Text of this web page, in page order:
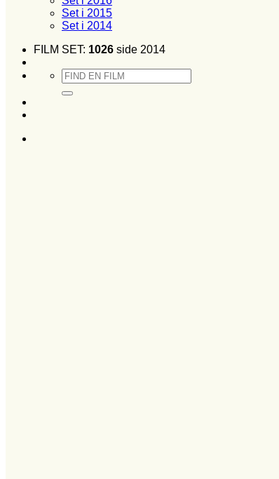
Set i 2015
Set i 2014
FILM SET: 1026 side 2014
Søg
efter: